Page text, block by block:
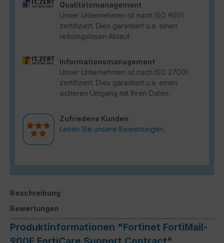
Qualitätsmanagement
Unser Unternehmen ist nach ISO 9001
zertifiziert. Dies garantiert u.a. einen
reibungslosen Ablauf.
Informationsmanagement
Unser Unternehmen ist nach ISO 27001
zertifiziert. Dies garantiert u.a. einen
sicheren Umgang mit Ihren Daten.
Zufriedene Kunden
Lesen Sie unsere Bewertungen.
Beschreibung
Bewertungen
Produktinformationen "Fortinet FortiMail-